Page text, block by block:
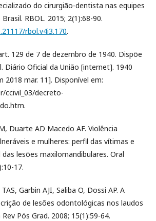
do cirurgião-dentista nas equipes
RBOL. 2015; 2(1):68-90.
rbol.v4i3.170.
129 de 7 de dezembro de 1940. Dispõe
Diário Oficial da União [internet]. 1940
2018 mar. 11]. Disponível em:
ccivil_03/decreto-
Duarte AD Macedo AF. Violência
e mulheres: perfil das vítimas e
lesões maxilomandibulares. Oral
17.
Garbin AJI, Saliba O, Dossi AP. A
de lesões odontológicas nos laudos
Pós Grad. 2008; 15(1):59-64.